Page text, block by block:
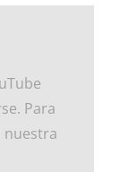
Para
nuestra